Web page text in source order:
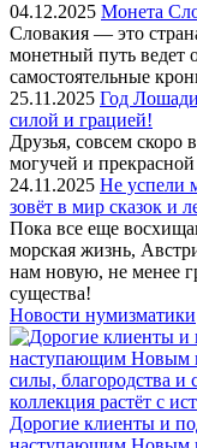
04.12.2025 Монета
Словакия — это
монетный путь ведет
самостоятельные
25.11.2025 Год
силой и грацией!
Друзья, совсем
могучей и
24.11.2025 Не успели
зовёт в мир сказок и
Пока все еще
морская жизнь,
нам новую, не менее
существа!
Новости нумизматики
Дорогие клиенты и